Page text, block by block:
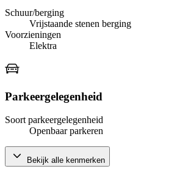
Schuur/berging
Vrijstaande stenen berging
Voorzieningen
Elektra
Parkeergelegenheid
Soort parkeergelegenheid
Openbaar parkeren
Bekijk alle kenmerken